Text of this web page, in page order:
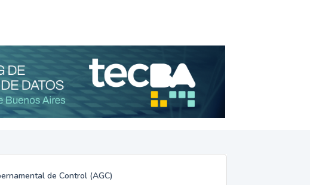
de Control (AGC)